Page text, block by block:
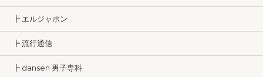
┣ エルジャポン
┣ 流行通信
┣ dansen 男子専科